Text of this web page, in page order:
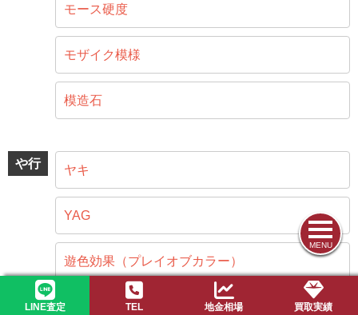
MENU
LINE査定 TEL 地金相場 買取実績
モース硬度
モザイク模様
模造石
や行 ヤキ
YAG
遊色効果（プレイオブカラー）
4C